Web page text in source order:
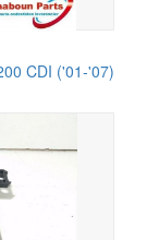
CDI ('01-'07)